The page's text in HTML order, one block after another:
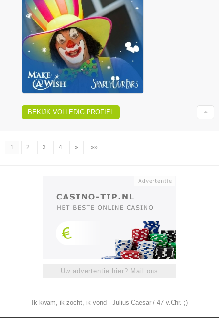
BEKIJK VOLLEDIG PROFIEL
1 2 3 4 » »»
Uw advertentie hier? Mail ons
Ik kwam, ik zocht, ik vond - Julius Caesar / 47 v.Chr. ;)